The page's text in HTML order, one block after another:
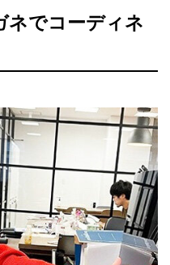
ネでコーディネ